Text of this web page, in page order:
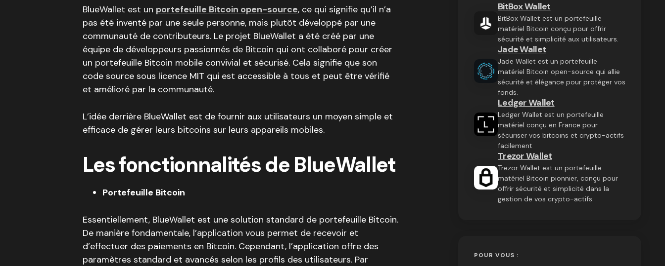
BlueWallet est un portefeuille Bitcoin open-source, ce qui signifie qu’il n’a
pas été inventé par une seule personne, mais plutôt développé par une
communauté de contributeurs. Le projet BlueWallet a été créé par une
équipe de développeurs passionnés de Bitcoin qui ont collaboré pour créer
un portefeuille Bitcoin mobile convivial et sécurisé. Cela signifie que son
code source sous licence MIT qui est accessible à tous et peut être vérifié
et amélioré par la communauté.
L’idée derrière BlueWallet est de fournir aux utilisateurs un moyen simple et
efficace de gérer leurs bitcoins sur leurs appareils mobiles.
Les fonctionnalités de BlueWallet
Portefeuille Bitcoin
Essentiellement, BlueWallet est une solution standard de portefeuille Bitcoin.
De manière fondamentale, l’application vous permet de recevoir et
d’effectuer des paiements en Bitcoin. Cependant, l’application offre des
paramètres standard et avancés selon les profils des utilisateurs. Par
BitBox Wallet
BitBox Wallet est un portefeuille
matériel Bitcoin conçu pour offrir
sécurité et simplicité aux utilisateurs.
Jade Wallet
Jade Wallet est un portefeuille
matériel Bitcoin open-source qui allie
sécurité et élégance pour protéger vos
fonds.
Ledger Wallet
Ledger Wallet est un portefeuille
matériel conçu en France pour
sécuriser vos bitcoins et crypto-actifs
facilement
Trezor Wallet
Trezor Wallet est un portefeuille
matériel Bitcoin pionnier, conçu pour
offrir sécurité et simplicité dans la
gestion de vos crypto-actifs.
POUR VOUS :